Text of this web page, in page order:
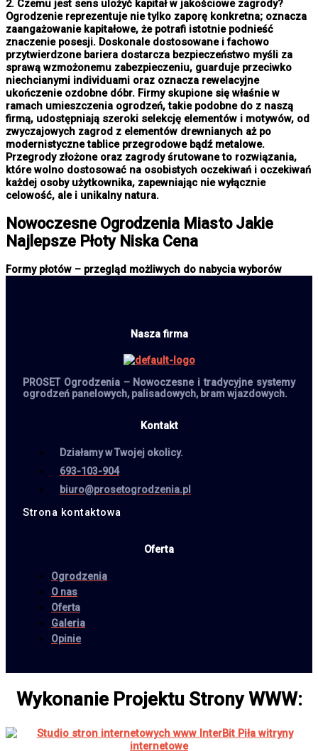
2. Czemu jest sens ulożyć kapitał w jakościowe zagrody?
Ogrodzenie reprezentuje nie tylko zaporę konkretna; oznacza
zaangażowanie kapitałowe, że potrafi istotnie podnieść
znaczenie posesji. Doskonale dostosowane i fachowo
przytwierdzone bariera dostarcza bezpieczeństwo myśli za
sprawą wzmożonemu zabezpieczeniu, guarduje przeciwko
niechcianymi individuami oraz oznacza rewelacyjne
ukończenie ozdobne dóbr. Firmy skupione się właśnie w
ramach umieszczenia ogrodzeń, takie podobne do z naszą
firmą, udostępniają szeroki selekcję elementów i motywów, od
zwyczajowych zagrod z elementów drewnianych aż po
modernistyczne tablice przegrodowe bądź metalowe.
Przegrody złożone oraz zagrody śrutowane to rozwiązania,
które wolno dostosować na osobistych oczekiwań i oczekiwań
każdej osoby użytkownika, zapewniając nie wyłącznie
celowość, ale i unikalny natura.
Nowoczesne Ogrodzenia MiastoJakie
Najlepsze Płoty Niska Cena
Formy płotów – przegląd możliwych do nabycia wyborów
Nasza firma
PROSET Ogrodzenia – Nowoczesne i tradycyjne systemy
ogrodzeń panelowych, palisadowych, bram wjazdowych.
Kontakt
Działamy w Twojej okolicy.
693-103-904
biuro@prosetogrodzenia.pl
Strona kontaktowa
Oferta
Ogrodzenia
O nas
Oferta
Galeria
Opinie
Wykonanie Projektu Strony WWW: